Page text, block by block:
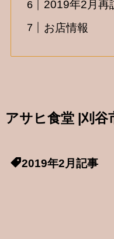
2019年2月再
お店情報
アサヒ食堂 |刈谷
2019年2月記事